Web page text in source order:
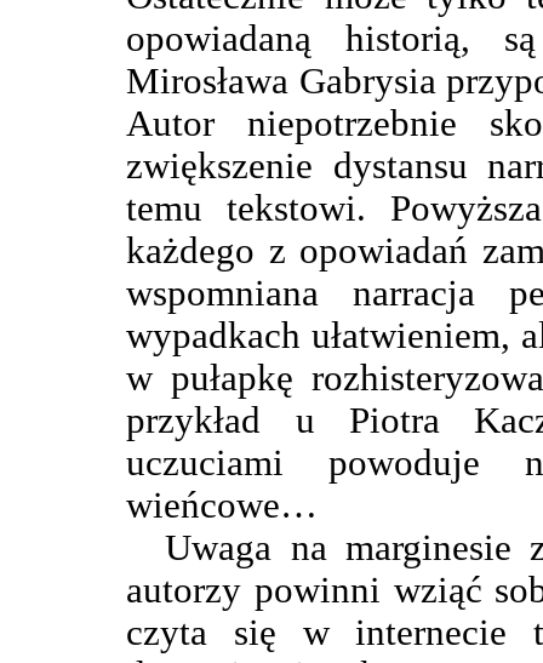
opowiadaną historią,
Mirosława Gabrysia
Autor niepotrzebnie
zwiększenie dystansu
temu tekstowi.
każdego z opowiadań
wspomniana narracja
wypadkach ułatwieniem,
w pułapkę
przykład u Piotra
uczuciami powoduje
wieńcowe…
Uwaga na marginesie
autorzy powinni wziąć
czyta się w